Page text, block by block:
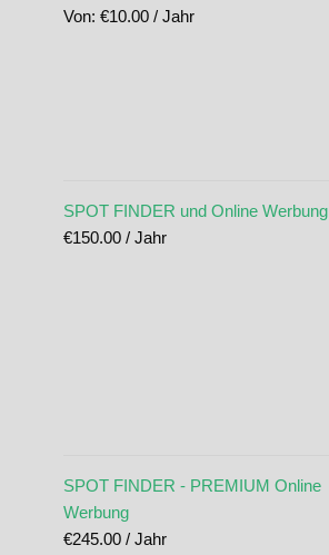
Von: €10.00 / Jahr
SPOT FINDER und Online Werbung
€150.00 / Jahr
SPOT FINDER - PREMIUM Online
Werbung
€245.00 / Jahr